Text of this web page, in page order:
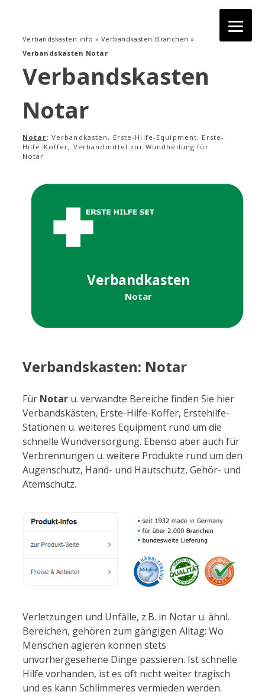
springenVerbandskasten.info » Verbandkasten-Branchen »
Verbandskasten Notar
Verbandskasten
Notar
Notar : Verbandkasten, Erste-Hilfe-Equipment, Erste-
Hilfe-Koffer, Verbandmittel zur Wundheilung für
Notar
Verbandkasten
Notar
Verbandskasten: Notar
Für Notar u. verwandte Bereiche finden Sie hier
Verbandskästen, Erste-Hilfe-Koffer, Erstehilfe-
Stationen u. weiteres Equipment rund um die
schnelle Wundversorgung. Ebenso aber auch für
Verbrennungen u. weitere Produkte rund um den
Augenschutz, Hand- und Hautschutz, Gehör- und
Atemschutz.
Verletzungen und Unfälle, z.B. in Notar u. ähnl.
Bereichen, gehören zum gängigen Alltag: Wo
Menschen agieren können stets
unvorhergesehene Dinge passieren. Ist schnelle
Hilfe vorhanden, ist es oft nicht weiter tragisch
und es kann Schlimmeres vermieden werden.